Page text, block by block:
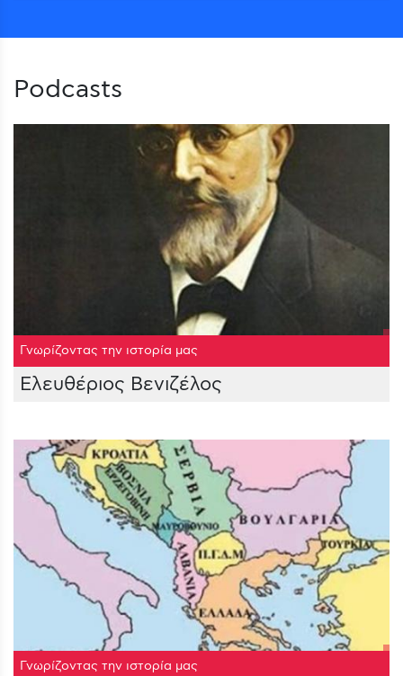
Podcasts
Γνωρίζοντας την ιστορία μας
Ελευθέριος Βενιζέλος
Γνωρίζοντας την ιστορία μας